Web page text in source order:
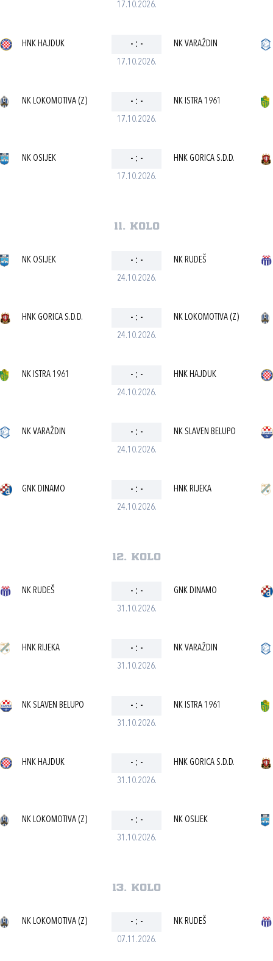
17.10.2026.
17.10.2026.
HNK HAJDUK - : - NK VARAŽDIN
17.10.2026.
NK LOKOMOTIVA (Z) - : - NK ISTRA 1961
17.10.2026.
NK OSIJEK - : - HNK GORICA S.D.D.
11. kolo
24.10.2026.
NK OSIJEK - : - NK RUDEŠ
24.10.2026.
HNK GORICA S.D.D. - : - NK LOKOMOTIVA (Z)
24.10.2026.
NK ISTRA 1961 - : - HNK HAJDUK
24.10.2026.
NK VARAŽDIN - : - NK SLAVEN BELUPO
24.10.2026.
GNK DINAMO - : - HNK RIJEKA
12. kolo
31.10.2026.
NK RUDEŠ - : - GNK DINAMO
31.10.2026.
HNK RIJEKA - : - NK VARAŽDIN
31.10.2026.
NK SLAVEN BELUPO - : - NK ISTRA 1961
31.10.2026.
HNK HAJDUK - : - HNK GORICA S.D.D.
31.10.2026.
NK LOKOMOTIVA (Z) - : - NK OSIJEK
13. kolo
07.11.2026.
NK LOKOMOTIVA (Z) - : - NK RUDEŠ